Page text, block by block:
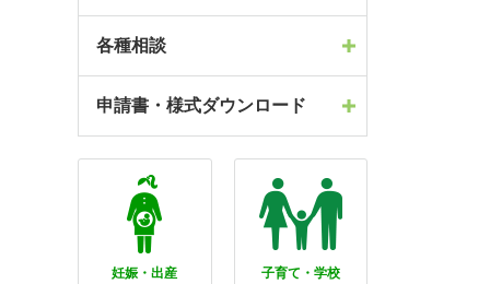
各種相談
申請書・様式ダウンロード
妊娠・出産 子育て・学校